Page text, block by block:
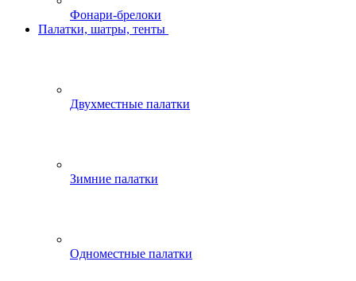
Фонари-брелоки
Палатки, шатры, тенты
Двухместные палатки
Зимние палатки
Одноместные палатки